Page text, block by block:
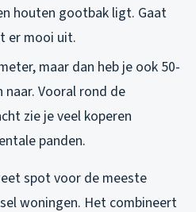
houten gootbak ligt. Gaat
er mooi uit.
maar dan heb je ook 50-
naar. Vooral rond de
zie je veel koperen
panden.
spot voor de meeste
woningen. Het combineert